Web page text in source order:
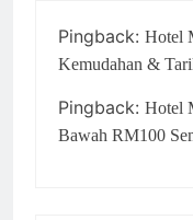
Pingback: Hotel
Kemudahan &
Pingback: Hotel
Bawah RM100